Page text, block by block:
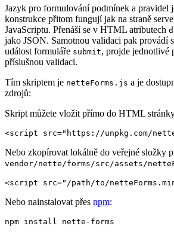
Jazyk pro formulování podmínek a pravidel
konstrukce přitom fungují jak na straně
JavaScriptu. Přenáší se v HTML atributech
jako JSON. Samotnou validaci pak provádí
událost formuláře submit, projde jednotlivé
příslušnou validaci.
Tím skriptem je netteForms.js a je
zdrojů:
Skript můžete vložit přímo do HTML
Nebo zkopírovat lokálně do veřejné složky
vendor/nette/forms/src/assets/
Nebo nainstalovat přes npm: